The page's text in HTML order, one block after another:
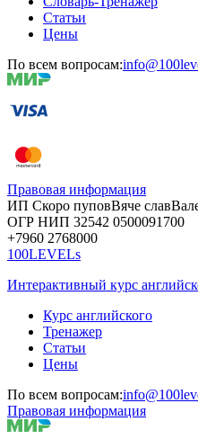
Статьи
Цены
По всем вопросам:
Правовая информация
ИП Скоро пуповВяче слав
ОГР НИП 32542 0500091700
+7960 2768000
100LEVELs
Интерактивный курс
Курс английского
Тренажер
Статьи
Цены
По всем вопросам:
Правовая информация